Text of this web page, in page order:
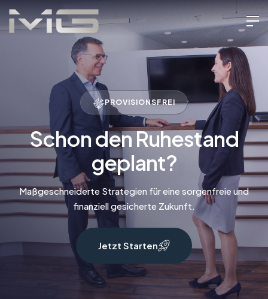
PROVISIONSFREI
Schon den Ruhestand
geplant?
Maßgeschneiderte Strategien für eine sorgenfreie und
finanziell gesicherte Zukunft.
Jetzt Starten